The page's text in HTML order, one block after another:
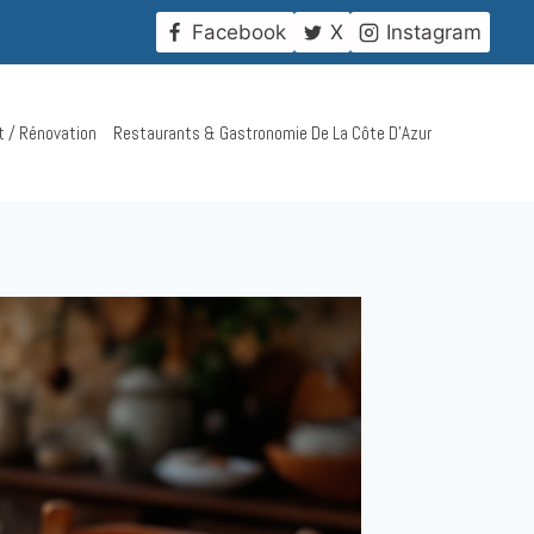
Facebook X Instagram
/ Rénovation Restaurants & Gastronomie De La Côte D’Azur